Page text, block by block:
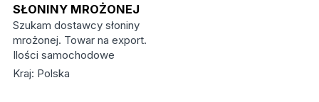
SŁONINY MROŻONEJ
Szukam dostawcy słoniny
mrożonej. Towar na export.
Ilości samochodowe
Kraj: Polska